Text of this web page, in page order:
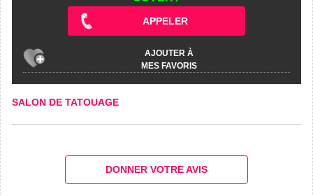
APPELER
AJOUTER À
MES FAVORIS
SALON DE TATOUAGE
DONNER VOTRE AVIS